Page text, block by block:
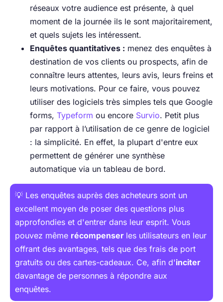
réseaux votre audience est présente, à quel
moment de la journée ils le sont majoritairement,
et quels sujets les intéressent.
Enquêtes quantitatives : menez des enquêtes à
destination de vos clients ou prospects, afin de
connaître leurs attentes, leurs avis, leurs freins et
leurs motivations. Pour ce faire, vous pouvez
utiliser des logiciels très simples tels que Google
forms, Typeform ou encore Survio. Petit plus
par rapport à l’utilisation de ce genre de logiciel
: la simplicité. En effet, la plupart d'entre eux
permettent de générer une synthèse
automatique via un tableau de bord.
💡 Les enquêtes auprès des acheteurs sont un
excellent moyen de poser des questions plus
approfondies et d'entrer dans leur esprit. Vous
pouvez même récompenser les utilisateurs en leur
offrant des avantages, tels que des frais de port
gratuits ou des cartes-cadeaux. Ce, afin d'inciter
davantage de personnes à répondre aux
enquêtes.